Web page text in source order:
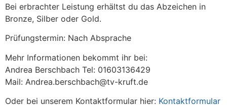
Bei erbrachter Leistung erhältst du das Abzeichen in
Bronze, Silber oder Gold.
Prüfungstermin: Nach Absprache
Mehr Informationen bekommt ihr bei:
Andrea Berschbach Tel: 01603136429
Mail: Andrea.berschbach@tv-kruft.de
Oder bei unserem Kontaktformular hier: Kontaktformular